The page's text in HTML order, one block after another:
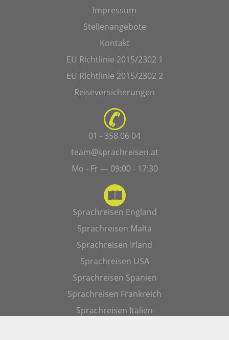
Impressum
Stellenangebote
Kontakt
EU Richtlinie 2015/2302 1
EU Richtlinie 2015/2302 2
Reiseversicherungen
01 - 358 06 04
team@sprachreisen.at
Mo - Fr — 09:00 - 17:30
Sprachreisen England
Sprachreisen Malta
Sprachreisen Irland
Sprachreisen USA
Sprachreisen Spanien
Sprachreisen Frankreich
Sprachreisen Italien